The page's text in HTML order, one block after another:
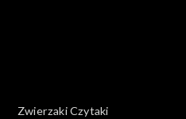
Zwierzaki Czytaki